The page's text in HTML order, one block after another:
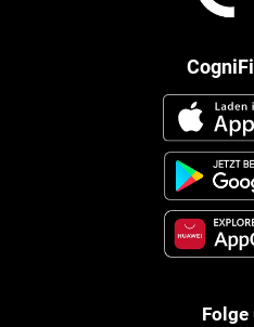
Folge